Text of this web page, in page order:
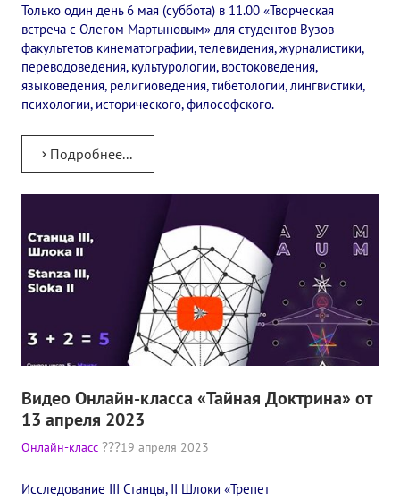
Только один день 6 мая (суббота) в 11.00 «Творческая
встреча с Олегом Мартыновым» для студентов Вузов
факультетов кинематографии, телевидения, журналистики,
переводоведения, культурологии, востоковедения,
языковедения, религиоведения, тибетологии, лингвистики,
психологии, исторического, философского.
Подробнее...
Видео Онлайн-класса «Тайная Доктрина» от
13 апреля 2023
Онлайн-класс 19 апреля 2023
Исследование III Станцы, II Шлоки «Трепет